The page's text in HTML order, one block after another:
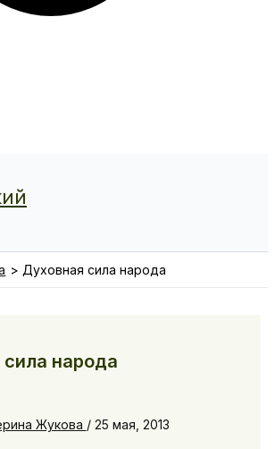
Духовная сила народа
народа
Жукова / 25 мая, 2013